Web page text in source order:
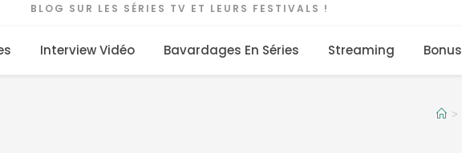
BLOG SUR LES SÉRIES TV ET LEURS FESTIVALS !
Interview Vidéo Bavardages En Séries Streaming Bonus
>